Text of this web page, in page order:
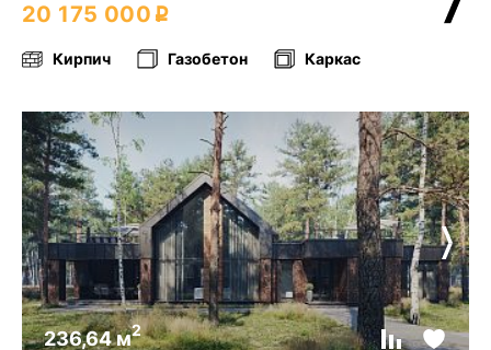
20 175 000
Кирпич Газобетон Каркас
236,64 м2